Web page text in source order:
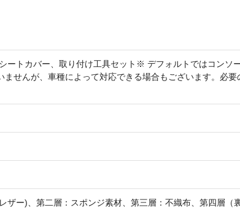
ートカバー、取り付け工具セット※ デフォルトではコンソ
せんが、車種によって対応できる場合もございます。必要
ザー)、第二層：スポンジ素材、第三層：不織布、第四層（